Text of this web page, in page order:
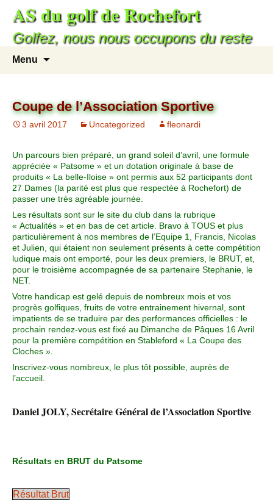
AS du golf de Rochefort
Golfez, nous nous occupons du reste
Menu
Coupe de l’Association Sportive
3 avril 2017 Uncategorized fleonardi
Un parcours bien préparé, un grand soleil d’avril, une formule
appréciée « Patsome » et un dotation originale à base de
produits « La belle-Iloise » ont permis aux 52 participants dont
27 Dames (la parité est plus que respectée à Rochefort) de
passer une très agréable journée.
Les résultats sont sur le site du club dans la rubrique
« Actualités » et en bas de cet article. Bravo à TOUS et plus
particulièrement à nos membres de l’Equipe 1, Francis, Nicolas
et Julien, qui étaient non seulement présents à cette compétition
ludique mais ont emporté, pour les deux premiers, le BRUT, et,
pour le troisième accompagnée de sa partenaire Stephanie, le
NET.
Votre handicap est gelé depuis de nombreux mois et vos
progrès golfiques, fruits de votre entrainement hivernal, sont
impatients de se traduire par des performances officielles : le
prochain rendez-vous est fixé au Dimanche de Pâques 16 Avril
pour la première compétition en Stableford « La Coupe des
Cloches ».
Inscrivez-vous nombreux, le plus tôt possible, auprès de
l’accueil.
Daniel JOLY, Secrétaire Général de l’Association Sportive
Résultats en BRUT du Patsome
Résultat Brut